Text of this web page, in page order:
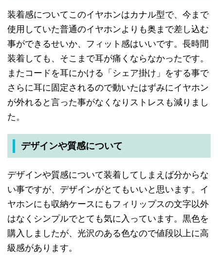
装着感についてこのイヤホンはカナル型で、 今まで
使用していた普通のイヤホンよりも奥まで差し込む
事ができるせいか、 フィット感はいいです。 長時間
装着しても 、 そこまで耳が痛く ならなかったです。
また コードを耳にかける 「 シェア掛け 」 をする事で
さらに耳に 固定されるので動いたはずみにイヤホン
が外れると 言った事がなくなり ストレスも減りまし
た。
デザインや質感について
デザインや質感について装着して しまえば分からな
い事ですが、 デザインがとてもいいと 思います。 イ
ヤホンにも収納ケースにも フィリップスの文字以外
はなく シンプルでとても気に入っています。 黒色を
購入しましたが、 光沢のある色なので値段以上に高
級感があります。